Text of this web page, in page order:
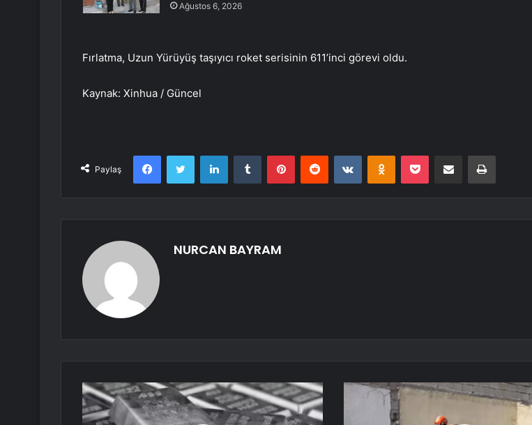
Ağustos 6, 2026
Fırlatma, Uzun Yürüyüş taşıyıcı roket serisinin 611’inci görevi oldu.
Kaynak: Xinhua / Güncel
Paylaş
FacebookTwitter LinkedInTumblr PinterestReddit VKontakteOdnoklassniki
Pocket E-Posta ile paylaş Yazdır
NURCAN BAYRAM